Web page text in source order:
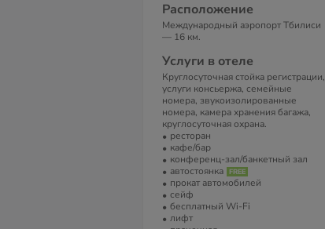
Расположение
Международный аэропорт Тбилиси
— 16 км.
Услуги в отеле
Круглосуточная стойка регистрации,
услуги консьержа, семейные
номера, звукоизолированные
номера, камера хранения багажа,
круглосуточная охрана.
ресторан
кафе/бар
конференц-зал/банкетный зал
автостоянка
прокат автомобилей
сейф
бесплатный Wi-Fi
лифт